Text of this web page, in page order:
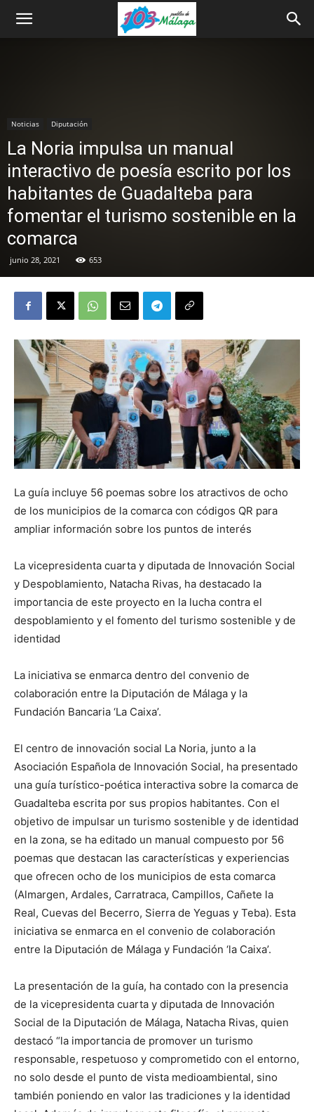
Noticias Diputación
La Noria impulsa un manual
interactivo de poesía escrito por los
habitantes de Guadalteba para
fomentar el turismo sostenible en la
comarca
junio 28, 2021 653
La guía incluye 56 poemas sobre los atractivos de ocho
de los municipios de la comarca con códigos QR para
ampliar información sobre los puntos de interés
La vicepresidenta cuarta y diputada de Innovación Social
y Despoblamiento, Natacha Rivas, ha destacado la
importancia de este proyecto en la lucha contra el
despoblamiento y el fomento del turismo sostenible y de
identidad
La iniciativa se enmarca dentro del convenio de
colaboración entre la Diputación de Málaga y la
Fundación Bancaria ‘La Caixa’.
El centro de innovación social La Noria, junto a la
Asociación Española de Innovación Social, ha presentado
una guía turístico-poética interactiva sobre la comarca de
Guadalteba escrita por sus propios habitantes. Con el
objetivo de impulsar un turismo sostenible y de identidad
en la zona, se ha editado un manual compuesto por 56
poemas que destacan las características y experiencias
que ofrecen ocho de los municipios de esta comarca
(Almargen, Ardales, Carratraca, Campillos, Cañete la
Real, Cuevas del Becerro, Sierra de Yeguas y Teba). Esta
iniciativa se enmarca en el convenio de colaboración
entre la Diputación de Málaga y Fundación ‘la Caixa’.
La presentación de la guía, ha contado con la presencia
de la vicepresidenta cuarta y diputada de Innovación
Social de la Diputación de Málaga, Natacha Rivas, quien
destacó “la importancia de promover un turismo
responsable, respetuoso y comprometido con el entorno,
no solo desde el punto de vista medioambiental, sino
también poniendo en valor las tradiciones y la identidad